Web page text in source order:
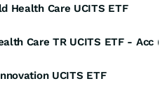
Health Care UCITS ETF
Care TR UCITS ETF - Acc
UCITS ETF